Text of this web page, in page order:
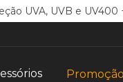
UVA, UVB e UV400
Promoção